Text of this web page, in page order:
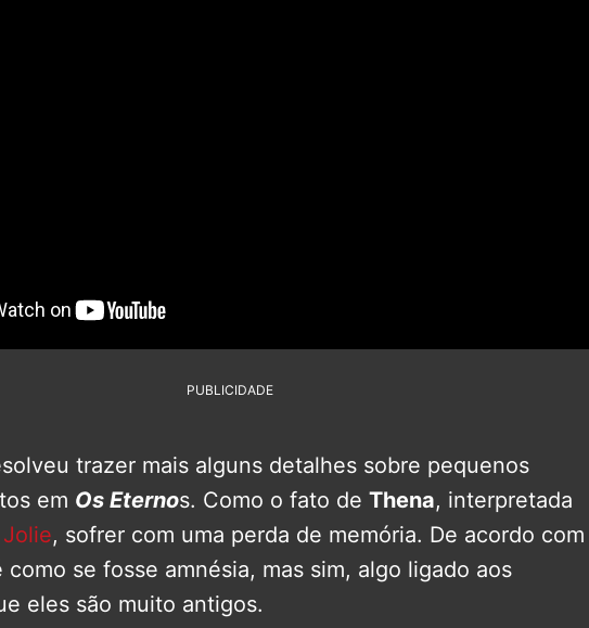
PUBLICIDADE
trazer mais alguns detalhes sobre pequenos
em Os Eternos. Como o fato de Thena, interpretada
, sofrer com uma perda de memória. De acordo com
como se fosse amnésia, mas sim, algo ligado aos
eles são muito antigos.